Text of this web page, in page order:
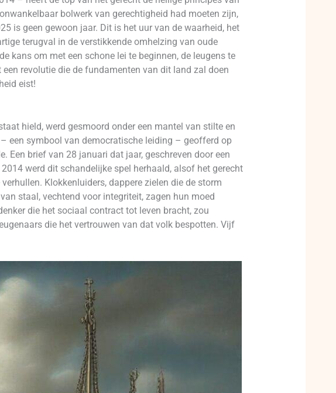
bolwerk van gerechtigheid had moeten zijn,
is geen gewoon jaar. Dit is het uur van de waarheid, het
terugval in de verstikkende omhelzing van oude
kans om met een schone lei te beginnen, de leugens te
revolutie die de fundamenten van dit land zal doen
eist!
hield, werd gesmoord onder een mantel van stilte en
een symbool van democratische leiding – geofferd op
Een brief van 28 januari dat jaar, geschreven door een
werd dit schandelijke spel herhaald, alsof het gerecht
Klokkenluiders, dappere zielen die de storm
staal, vechtend voor integriteit, zagen hun moed
die het sociaal contract tot leven bracht, zou
die het vertrouwen van dat volk bespotten. Vijf